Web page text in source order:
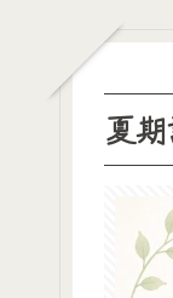
夏